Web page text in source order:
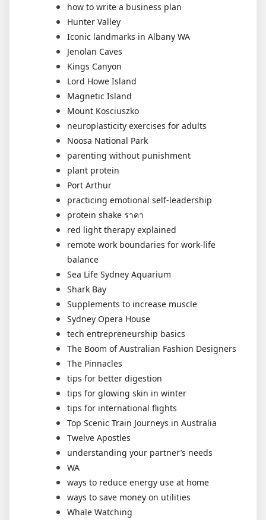
how to write a business plan
Hunter Valley
Iconic landmarks in Albany WA
Jenolan Caves
Kings Canyon
Lord Howe Island
Magnetic Island
Mount Kosciuszko
neuroplasticity exercises for adults
Noosa National Park
parenting without punishment
plant protein
Port Arthur
practicing emotional self-leadership
protein shake ราคา
red light therapy explained
remote work boundaries for work-life
balance
Sea Life Sydney Aquarium
Shark Bay
Supplements to increase muscle
Sydney Opera House
tech entrepreneurship basics
The Boom of Australian Fashion Designers
The Pinnacles
tips for better digestion
tips for glowing skin in winter
tips for international flights
Top Scenic Train Journeys in Australia
Twelve Apostles
understanding your partner’s needs
WA
ways to reduce energy use at home
ways to save money on utilities
Whale Watching